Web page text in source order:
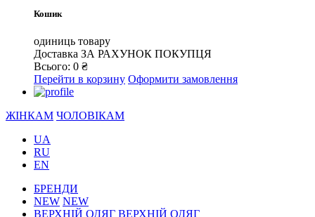
Кошик
одиниць товару
Доставка ЗА РАХУНОК ПОКУПЦЯ
Всього: 0 ₴
Перейти в корзину Оформити замовлення
ЖІНКАМ ЧОЛОВІКАМ
UA
RU
EN
БРЕНДИ
NEW NEW
ВЕРХНІЙ ОДЯГ ВЕРХНІЙ ОДЯГ